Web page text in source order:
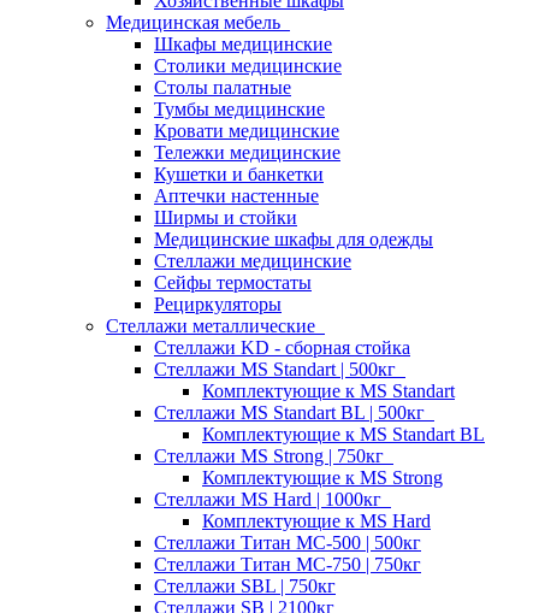
Медицинская мебель
Шкафы медицинские
Столики медицинские
Столы палатные
Тумбы медицинские
Кровати медицинские
Тележки медицинские
Кушетки и банкетки
Аптечки настенные
Ширмы и стойки
Медицинские шкафы для одежды
Стеллажи медицинские
Сейфы термостаты
Рециркуляторы
Стеллажи металлические
Стеллажи KD - сборная стойка
Стеллажи MS Standart | 500кг
Комплектующие к MS Standart
Стеллажи MS Standart BL | 500кг
Комплектующие к MS Standart BL
Стеллажи MS Strong | 750кг
Комплектующие к MS Strong
Стеллажи MS Hard | 1000кг
Комплектующие к MS Hard
Стеллажи Титан МС-500 | 500кг
Стеллажи Титан МС-750 | 750кг
Стеллажи SBL | 750кг
Стеллажи SB | 2100кг